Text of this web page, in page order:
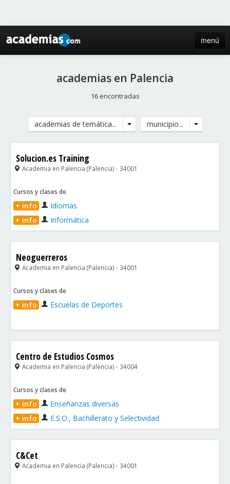
menú
iniciar sesión / registro de centros
academias en Palencia
16 encontradas
academias de temática... municipio...
Solucion.es Training
Academia en Palencia (Palencia) - 34001
Cursos y clases de
+ info
Idiomas
+ info
Informática
Neoguerreros
Academia en Palencia (Palencia) - 34001
Cursos y clases de
+ info Escuelas de Deportes
Centro de Estudios Cosmos
Academia en Palencia (Palencia) - 34004
Cursos y clases de
+ info
Enseñanzas diversas
+ info
E.S.O., Bachillerato y Selectividad
C&Cet
Academia en Palencia (Palencia) - 34001